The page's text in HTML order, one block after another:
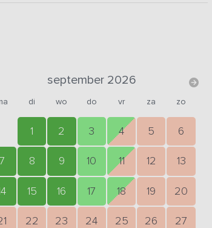
september 2026
di wo do vr za zo
1 2 3 4 5 6
7 8 9 10 11 12 13
15 16 17 18 19 20
22 23 24 25 26 27